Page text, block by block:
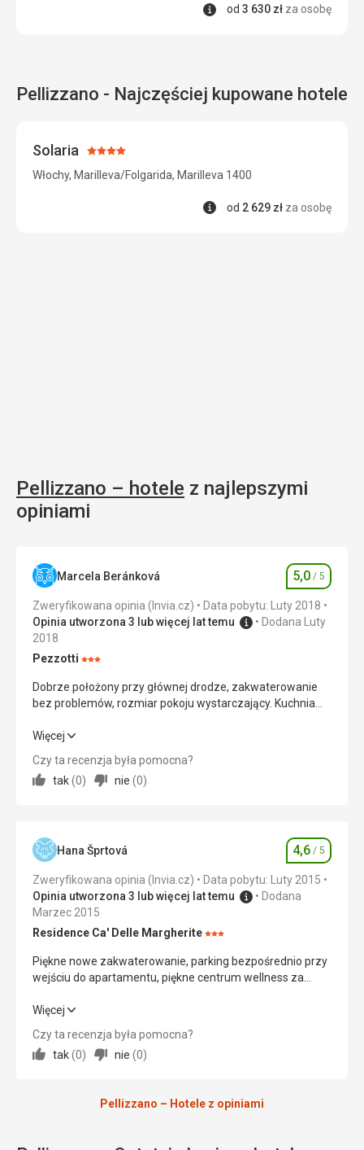
Informacje
od 3 630 zł za osobę
Pellizzano - Najczęściej kupowane hotele
Solaria Ocena:
4/5
Włochy, Marilleva/Folgarida, Marilleva 1400
Informacje
od 2 629 zł za osobę
Pellizzano – hotele z najlepszymi
opiniami
Marcela Beránková Ocena
5,0 / 5
Zweryfikowana opinia (Invia.cz)
Data pobytu: Luty 2018
Opinia utworzona 3 lub więcej lat temu
Dodana Luty
2018
Pezzotti Ocena:
3/5
Dobrze położony przy głównej drodze, zakwaterowanie
bez problemów, rozmiar pokoju wystarczający. Kuchnia
Dobrze położony przy głównej drodze, zakwaterowanie
doskonała.
Usługi 5,0/ 5
Sport 5,0
Cena
Wyżywienie
bardzo smaczna kuchnia.
Zakwaterowanie
Czyste, wygodne, wzorowe sprzątanie codziennie.
Więcej
Czy ta recenzja była pomocna?
tak (0) nie (0)
Hana Šprtová Ocena
4,6 / 5
Zweryfikowana opinia (Invia.cz)
Data pobytu: Luty 2015
Opinia utworzona 3 lub więcej lat temu
Dodana
Marzec 2015
Residence Ca' Delle MargheriteOcena:
3/5
Piękne nowe zakwaterowanie, parking bezpośrednio przy
wejściu do apartamentu, piękne centrum wellness za
Piękne nowe zakwaterowanie, parking bezpośrednio przy
odpowiednią opłatą.
Więcej
Czy ta recenzja była pomocna?
tak (0) nie (0)
Pellizzano – Hotele z opiniami